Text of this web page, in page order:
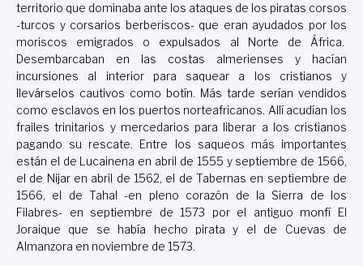
territorio que dominaba ante los ataques de los piratas corsos
-turcos y corsarios berberiscos- que eran ayudados por los
moriscos emigrados o expulsados al Norte de África.
Desembarcaban en las costas almerienses y hacían
incursiones al interior para saquear a los cristianos y
llevárselos cautivos como botín. Más tarde serían vendidos
como esclavos en los puertos norteafricanos. Allí acudían los
frailes trinitarios y mercedarios para liberar a los cristianos
pagando su rescate. Entre los saqueos más importantes
están el de Lucainena en abril de 1555 y septiembre de 1566,
el de Nijar en abril de 1562, el de Tabernas en septiembre de
1566, el de Tahal -en pleno corazón de la Sierra de los
Filabres- en septiembre de 1573 por el antiguo monfí El
Joraique que se había hecho pirata y el de Cuevas de
Almanzora en noviembre de 1573.